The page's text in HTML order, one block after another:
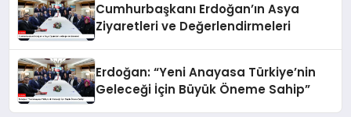
Cumhurbaşkanı Erdoğan’ın Asya
Ziyaretleri ve Değerlendirmeleri
Erdoğan: “Yeni Anayasa Türkiye’nin
Geleceği İçin Büyük Öneme Sahip”